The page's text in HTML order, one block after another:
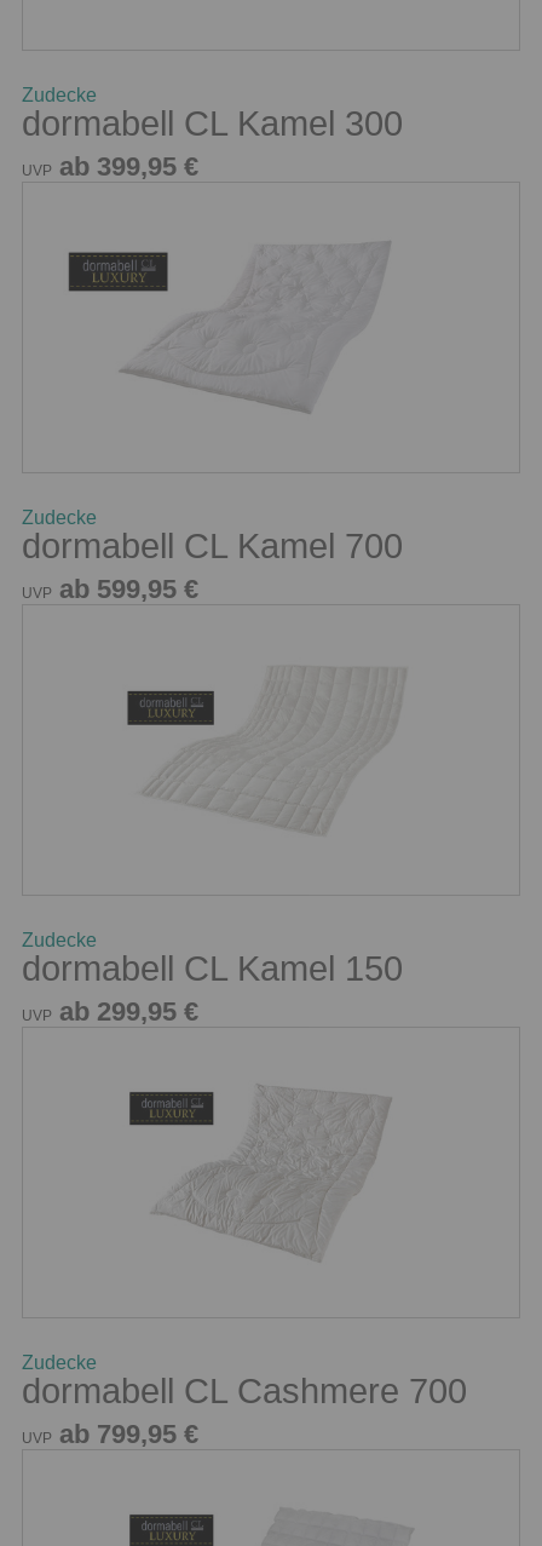
Zudecke
dormabell CL Kamel 300
UVP ab 399,95 €
Zudecke
dormabell CL Kamel 700
UVP ab 599,95 €
Zudecke
dormabell CL Kamel 150
UVP ab 299,95 €
Zudecke
dormabell CL Cashmere 700
UVP ab 799,95 €